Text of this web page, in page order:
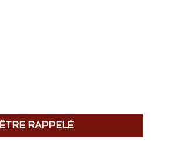
ÊTRE RAPPELÉ